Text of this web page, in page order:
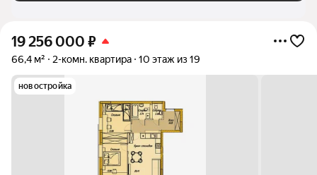
19 256 000 ₽
66,4 м² 2-комн. квартира 10 этаж из 19
новостройка